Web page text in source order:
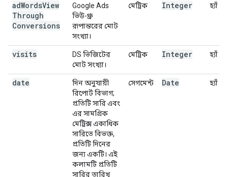
adWordsView
Through
Conversions
Google Ads
ভিউ-থ্রু
রূপান্তরের মোট
সংখ্যা।
মেট্রিক Integer হ্যাঁ
visits
DS ভিজিটের
মোট সংখ্যা।
মেট্রিক Integer হ্যাঁ
date
দিন অনুযায়ী
রিপোর্ট বিভাগ;
প্রতিটি সারি এবং
এর সামগ্রিক
মেট্রিক্স একাধিক
সারিতে বিভক্ত,
প্রতিটি দিনের
জন্য একটি। এই
কলামটি প্রতিটি
সারির তারিখ
সেগমেন্ট Date হ্যাঁ